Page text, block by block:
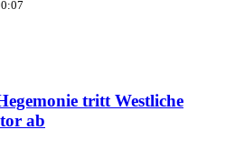
tritt Westliche
ab